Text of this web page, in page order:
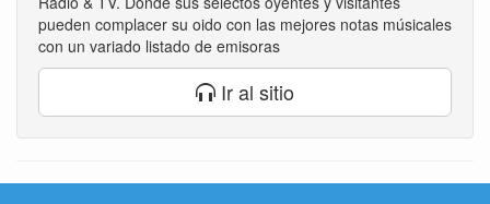
pueden complacer su oido con las mejores notas músicales
con un variado listado de emisoras
Ir al sitio